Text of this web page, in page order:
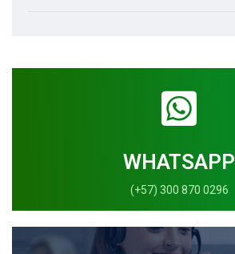
WHATSAPP
(+57) 300 870 0296